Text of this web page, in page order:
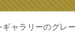
ャラリーのグレ